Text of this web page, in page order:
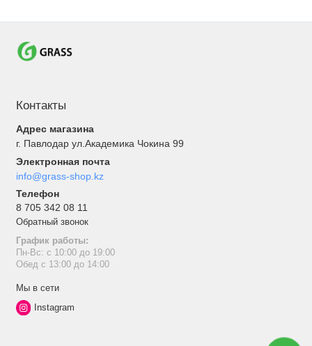
Контакты
Адрес магазина
г. Павлодар ул.Академика Чокина 99
Электронная почта
info@grass-shop.kz
Телефон
8 705 342 08 11
Обратный звонок
График работы:
Пн-Вс: с 10:00 до 19:00
Обед с 13:00 до 14:00
Мы в сети
Instagram